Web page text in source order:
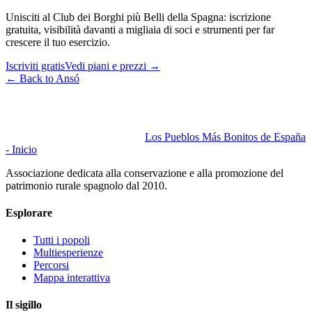
Unisciti al Club dei Borghi più Belli della Spagna: iscrizione
gratuita, visibilità davanti a migliaia di soci e strumenti per far
crescere il tuo esercizio.
Iscriviti gratisVedi piani e prezzi →
← Back to Ansó
Los Pueblos Más Bonitos de España
- Inicio
Associazione dedicata alla conservazione e alla promozione del
patrimonio rurale spagnolo dal 2010.
Esplorare
Tutti i popoli
Multiesperienze
Percorsi
Mappa interattiva
Il sigillo